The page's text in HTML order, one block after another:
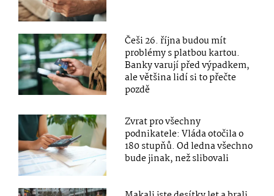
Češi 26. října budou mít
problémy s platbou kartou.
Banky varují před výpadkem,
ale většina lidí si to přečte
pozdě
Zvrat pro všechny
podnikatele: Vláda otočila o
180 stupňů. Od ledna všechno
bude jinak, než slibovali